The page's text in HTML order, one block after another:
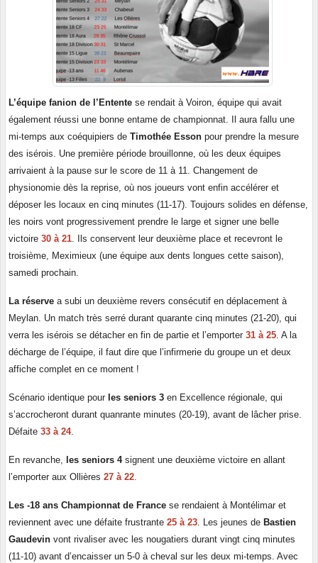
L’équipe fanion de l’Entente se rendait à Voiron, équipe qui avait
également réussi une bonne entame de championnat. Il aura fallu une
mi-temps aux coéquipiers de Timothée Esson pour prendre la mesure
des isérois. Une première période brouillonne, où les deux équipes
arrivaient à la pause sur le score de 11 à 11. Changement de
physionomie dès la reprise, où nos joueurs vont enfin accélérer et
déposer les locaux en cinq minutes (11-17). Toujours solides en défense,
les noirs vont progressivement prendre le large et signer une belle
victoire 30 à 21. Ils conservent leur deuxième place et recevront le
troisième, Meximieux (une équipe aux dents longues cette saison),
samedi prochain.
La réserve a subi un deuxième revers consécutif en déplacement à
Meylan. Un match très serré durant quarante cinq minutes (21-20), qui
verra les isérois se détacher en fin de partie et l’emporter 31 à 25. A la
décharge de l’équipe, il faut dire que l’infirmerie du groupe un et deux
affiche complet en ce moment !
Scénario identique pour les seniors 3 en Excellence régionale, qui
s’accrocheront durant quanrante minutes (20-19), avant de lâcher prise.
Défaite 33 à 24.
En revanche, les seniors 4signent une deuxième victoire en allant
l’emporter aux Ollières 27 à 22.
Les -18 ans Championnat de France se rendaient à Montélimar et
reviennent avec une défaite frustrante 25 à 23. Les jeunes de Bastien
Gaudevin vont rivaliser avec les nougatiers durant vingt cinq minutes
(11-10) avant d’encaisser un 5-0 à cheval sur les deux mi-temps. Avec